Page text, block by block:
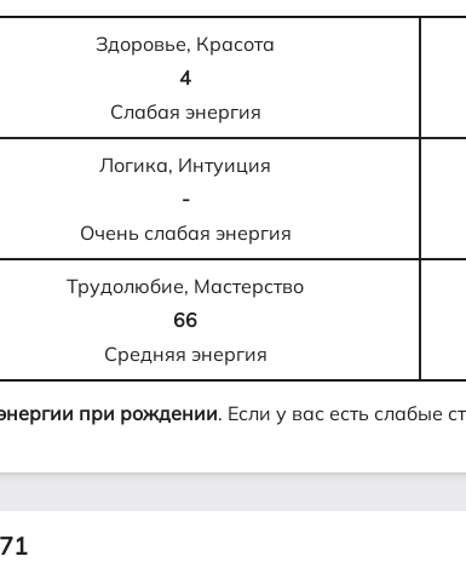
Здоровье, Красота
4
Слабая энергия
Логика, Интуиция
-
Очень слабая энергия
Трудолюбие, Мастерство
66
Средняя энергия
при рождении. Если у вас есть слабые